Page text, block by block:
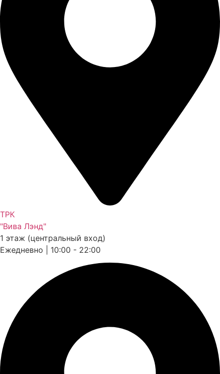
ТРК
"Вива Лэнд"
1 этаж (центральный вход)
Ежедневно | 10:00 - 22:00